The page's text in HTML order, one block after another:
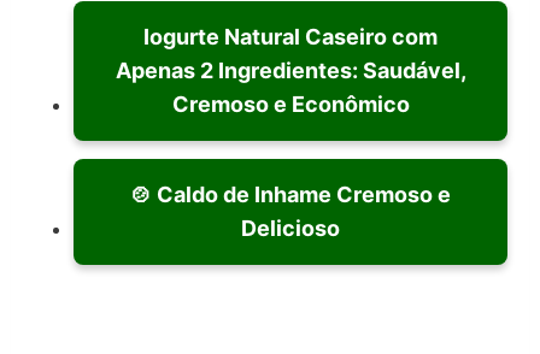
Iogurte Natural Caseiro com
Apenas 2 Ingredientes: Saudável,
Cremoso e Econômico
🍲 Caldo de Inhame Cremoso e
Delicioso